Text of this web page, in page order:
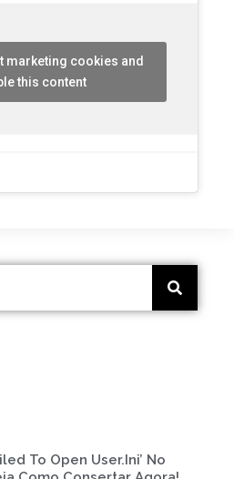
marketing cookies and
this content
Search
To Open User.ini’ No
PagePagePage